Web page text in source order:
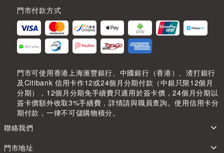
門市付款方式
門市可使用香港上海滙豐銀行、中國銀行（香港）、渣打銀行
及Citibank 信用卡作12或24個月分期付款（中銀只限12個月
分期），12個月分期免手續費只適用於簽卡價，24個月分期以
簽卡價額外收取3%手續費，詳情請與職員查詢。使用信用卡分
期付款，一律不可儲購物積分。
聯絡我們
門市地址